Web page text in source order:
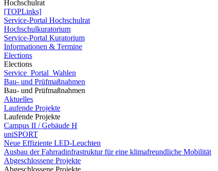
Hochschulrat
[TOPLinks]
Service-Portal Hochschulrat
Hochschulkuratorium
Service-Portal Kuratorium
Informationen & Termine
Elections
Elections
Service_Portal_Wahlen
Bau- und Prüfmaßnahmen
Bau- und Prüfmaßnahmen
Aktuelles
Laufende Projekte
Laufende Projekte
Campus II / Gebäude H
uniSPORT
Neue Effiziente LED-Leuchten
Ausbau der Fahrradinfrastruktur für eine klimafreundliche Mobilität
Abgeschlossene Projekte
Abgeschlossene Projekte